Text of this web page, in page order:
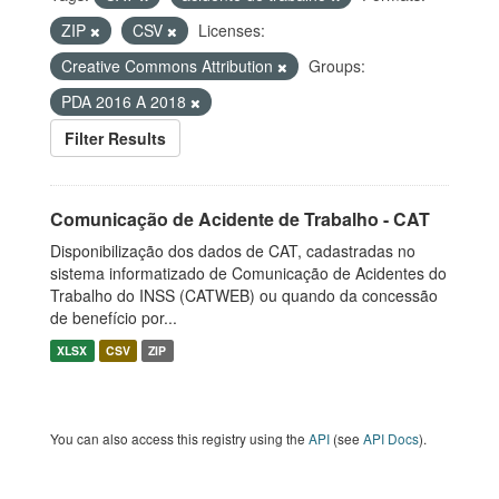
ZIP
CSV
Licenses:
Creative Commons Attribution
Groups:
PDA 2016 A 2018
Filter Results
Comunicação de Acidente de Trabalho - CAT
Disponibilização dos dados de CAT, cadastradas no
sistema informatizado de Comunicação de Acidentes do
Trabalho do INSS (CATWEB) ou quando da concessão
de benefício por...
XLSX CSV ZIP
You can also access this registry using the API (see API Docs).